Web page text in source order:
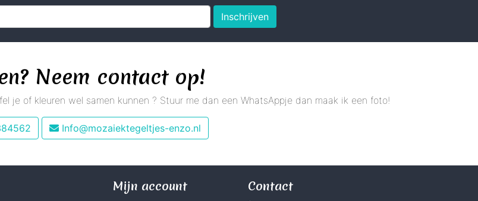
Inschrijven
Neem contact op!
je of kleuren wel samen kunnen ? Stuur me dan een WhatsAppje dan maak ik een foto!
Info@mozaiektegeltjes-enzo.nl
Mijn account Contact